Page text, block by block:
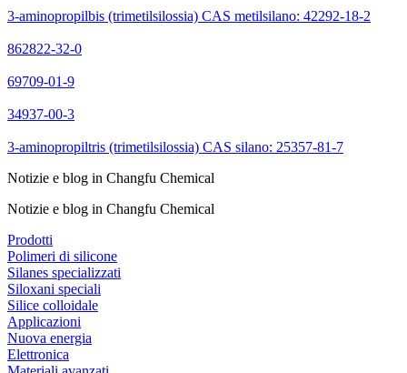
3-aminopropilbis (trimetilsilossia) CAS metilsilano: 42292-18-2
862822-32-0
69709-01-9
34937-00-3
3-aminopropiltris (trimetilsilossia) CAS silano: 25357-81-7
Notizie e blog in Changfu Chemical
Notizie e blog in Changfu Chemical
Prodotti
Polimeri di silicone
Silanes specializzati
Siloxani speciali
Silice colloidale
Applicazioni
Nuova energia
Elettronica